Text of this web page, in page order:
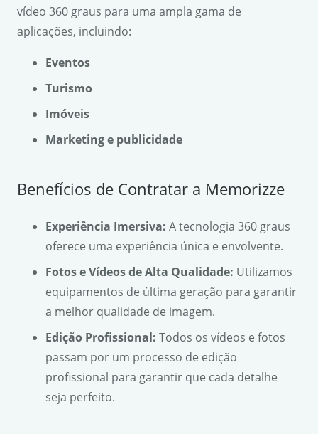
vídeo 360 graus para uma ampla gama de
aplicações, incluindo:
Eventos
Turismo
Imóveis
Marketing e publicidade
Benefícios de Contratar a Memorizze
Experiência Imersiva: A tecnologia 360 graus
oferece uma experiência única e envolvente.
Fotos e Vídeos de Alta Qualidade: Utilizamos
equipamentos de última geração para garantir
a melhor qualidade de imagem.
Edição Profissional: Todos os vídeos e fotos
passam por um processo de edição
profissional para garantir que cada detalhe
seja perfeito.